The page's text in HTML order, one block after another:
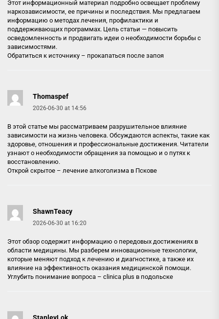
Этот информационный материал подробно освещает проблему
наркозависимости, ее причины и последствия. Мы предлагаем
информацию о методах лечения, профилактики и
поддерживающих программах. Цель статьи — повысить
осведомленность и продвигать идеи о необходимости борьбы с
зависимостями.
Обратиться к источнику – прокапаться после запоя
Thomaspef
2026-06-30 at 14:56
В этой статье мы рассматриваем разрушительное влияние
зависимости на жизнь человека. Обсуждаются аспекты, такие как
здоровье, отношения и профессиональные достижения. Читатели
узнают о необходимости обращения за помощью и о путях к
восстановлению.
Открой скрытое – лечение алкоголизма в Пскове
ShawnTeacy
2026-06-30 at 16:20
Этот обзор содержит информацию о передовых достижениях в
области медицины. Мы разберем инновационные технологии,
которые меняют подход к лечению и диагностике, а также их
влияние на эффективность оказания медицинской помощи.
Углубить понимание вопроса – clinica plus в подольске